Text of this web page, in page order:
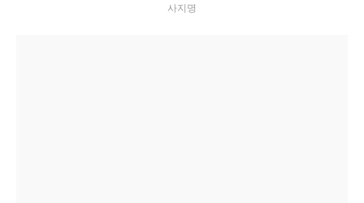
사지명